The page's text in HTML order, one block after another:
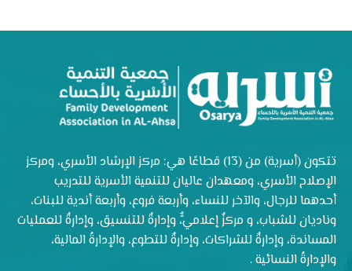
تتكون (أسرية) من (13) قطاعًا هي: مركز الإرشاد الأسري، ومركز
الإصلاح الأسري، ومعهدان عاليان للتنمية الأسرية للتدريب
أحدهما للرجال، والآخر للنساء، وأربعة فروع، وأربعة أندية للبنات،
وناديان للشباب، و مركزٌ إعلاميٌّ، وإدارةٌ للتنسيق، وإدارةٌ للعمليات
المساندة، وإدارةٌ للشراكات، وإدارةٌ للتطوع، والإدارةُ المالية،
والإدارةُ النسائية .